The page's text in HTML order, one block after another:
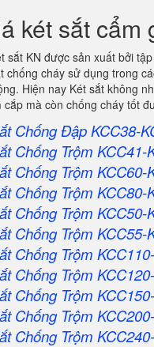
két sắt cẩm
sắt KN được sản xuất bởi
chống cháy sử dụng trong
Hiện nay Két sắt không
cắp mà còn chống cháy tốt
Chống Đập KCC38-
Chống Trộm KCC41-
Chống Trộm KCC60-
Chống Trộm KCC80-
Chống Trộm KCC50-
Chống Trộm KCC55-
Chống Trộm
Chống Trộm
Chống Trộm
Chống Trộm
Chống Trộm